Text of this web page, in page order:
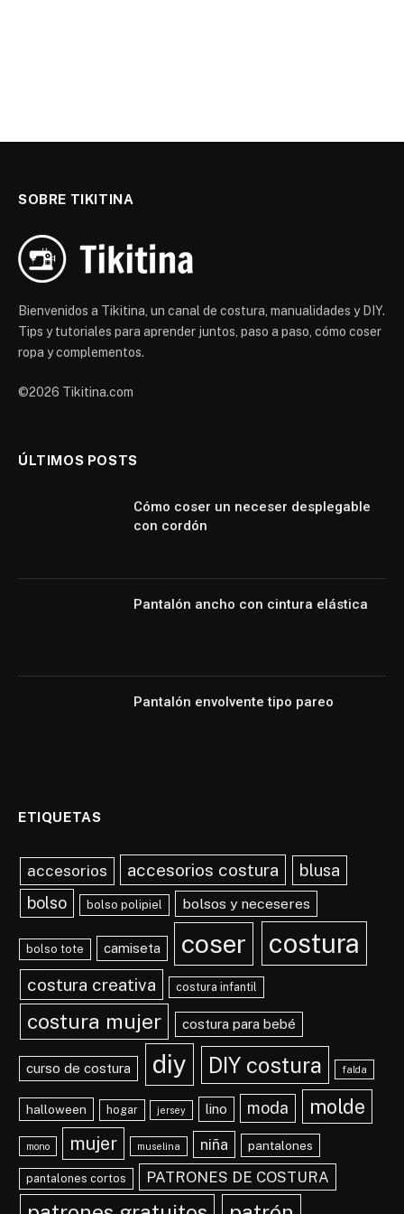
SOBRE TIKITINA
Bienvenidos a Tikitina, un canal de costura, manualidades y DIY.
Tips y tutoriales para aprender juntos, paso a paso, cómo coser
ropa y complementos.
©2026 Tikitina.com
ÚLTIMOS POSTS
Cómo coser un neceser desplegable
con cordón
Pantalón ancho con cintura elástica
Pantalón envolvente tipo pareo
ETIQUETAS
accesorios accesorios costura blusa
bolso bolso polipiel bolsos y neceseres
bolso tote camiseta coser costura
costura creativa costura infantil
costura mujer costura para bebé
curso de costura diy DIY costura falda
halloween hogar jersey lino moda molde
mono mujer muselina niña pantalones
pantalones cortos PATRONES DE COSTURA